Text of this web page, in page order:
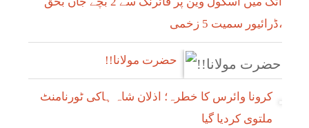
،ڈرائیور سمیت 5 زخمی
!!حضرت مولانا
کرونا وائرس کا خطرہ؛ اذلان شاہ ہاکی ٹورنامنٹ
ملتوی کردیا گیا